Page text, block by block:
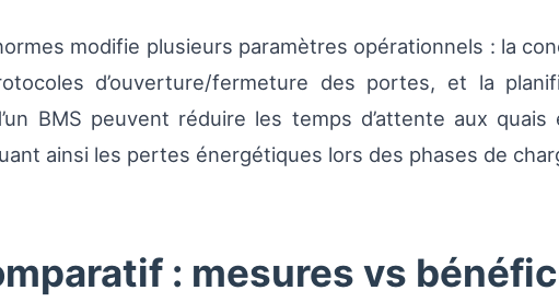
modifie plusieurs paramètres opérationnels : la
d’ouverture/fermeture des portes, et la
BMS peuvent réduire les temps d’attente aux
ainsi les pertes énergétiques lors des phases de
: mesures vs